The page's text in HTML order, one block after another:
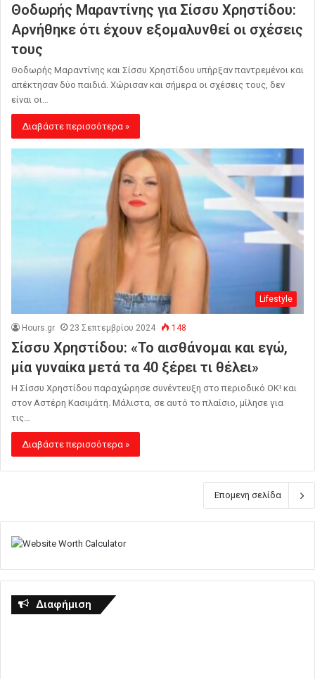
Θοδωρής Μαραντίνης για Σίσσυ Χρηστίδου:
Αρνήθηκε ότι έχουν εξομαλυνθεί οι σχέσεις
τους
Θοδωρής Μαραντίνης και Σίσσυ Χρηστίδου υπήρξαν παντρεμένοι και
απέκτησαν δύο παιδιά. Χώρισαν και σήμερα οι σχέσεις τους, δεν
είναι οι…
Διαβάστε περισσότερα »
Lifestyle
Hours.gr 23 Σεπτεμβρίου 2024 148
Σίσσυ Χρηστίδου: «Το αισθάνομαι και εγώ,
μία γυναίκα μετά τα 40 ξέρει τι θέλει»
Η Σίσσυ Χρηστίδου παραχώρησε συνέντευξη στο περιοδικό ΟΚ! και
στον Αστέρη Κασιμάτη. Μάλιστα, σε αυτό το πλαίσιο, μίλησε για
τις…
Διαβάστε περισσότερα »
Επομενη σελίδα
Διαφήμιση